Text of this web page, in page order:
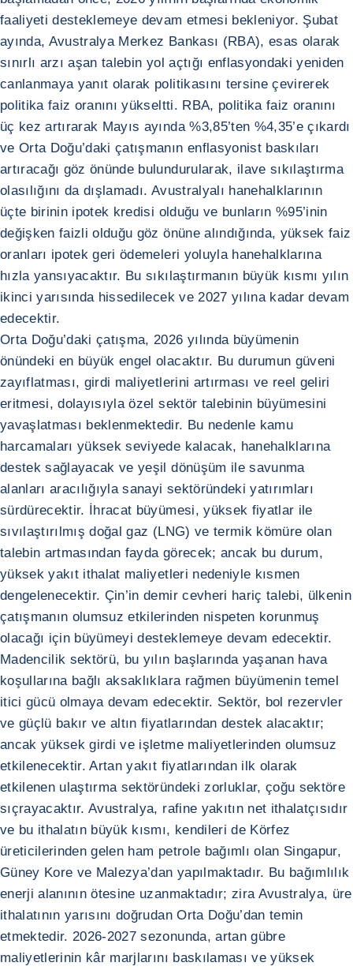
faaliyeti desteklemeye devam etmesi bekleniyor. Şubat
ayında, Avustralya Merkez Bankası (RBA), esas olarak
sınırlı arzı aşan talebin yol açtığı enflasyondaki yeniden
canlanmaya yanıt olarak politikasını tersine çevirerek
politika faiz oranını yükseltti. RBA, politika faiz oranını
üç kez artırarak Mayıs ayında %3,85’ten %4,35’e çıkardı
ve Orta Doğu’daki çatışmanın enflasyonist baskıları
artıracağı göz önünde bulundurularak, ilave sıkılaştırma
olasılığını da dışlamadı. Avustralyalı hanehalklarının
üçte birinin ipotek kredisi olduğu ve bunların %95’inin
değişken faizli olduğu göz önüne alındığında, yüksek faiz
oranları ipotek geri ödemeleri yoluyla hanehalklarına
hızla yansıyacaktır. Bu sıkılaştırmanın büyük kısmı yılın
ikinci yarısında hissedilecek ve 2027 yılına kadar devam
edecektir.
Orta Doğu’daki çatışma, 2026 yılında büyümenin
önündeki en büyük engel olacaktır. Bu durumun güveni
zayıflatması, girdi maliyetlerini artırması ve reel geliri
eritmesi, dolayısıyla özel sektör talebinin büyümesini
yavaşlatması beklenmektedir. Bu nedenle kamu
harcamaları yüksek seviyede kalacak, hanehalklarına
destek sağlayacak ve yeşil dönüşüm ile savunma
alanları aracılığıyla sanayi sektöründeki yatırımları
sürdürecektir. İhracat büyümesi, yüksek fiyatlar ile
sıvılaştırılmış doğal gaz (LNG) ve termik kömüre olan
talebin artmasından fayda görecek; ancak bu durum,
yüksek yakıt ithalat maliyetleri nedeniyle kısmen
dengelenecektir. Çin’in demir cevheri hariç talebi, ülkenin
çatışmanın olumsuz etkilerinden nispeten korunmuş
olacağı için büyümeyi desteklemeye devam edecektir.
Madencilik sektörü, bu yılın başlarında yaşanan hava
koşullarına bağlı aksaklıklara rağmen büyümenin temel
itici gücü olmaya devam edecektir. Sektör, bol rezervler
ve güçlü bakır ve altın fiyatlarından destek alacaktır;
ancak yüksek girdi ve işletme maliyetlerinden olumsuz
etkilenecektir. Artan yakıt fiyatlarından ilk olarak
etkilenen ulaştırma sektöründeki zorluklar, çoğu sektöre
sıçrayacaktır. Avustralya, rafine yakıtın net ithalatçısıdır
ve bu ithalatın büyük kısmı, kendileri de Körfez
üreticilerinden gelen ham petrole bağımlı olan Singapur,
Güney Kore ve Malezya’dan yapılmaktadır. Bu bağımlılık
enerji alanının ötesine uzanmaktadır; zira Avustralya, üre
ithalatının yarısını doğrudan Orta Doğu’dan temin
etmektedir. 2026-2027 sezonunda, artan gübre
maliyetlerinin kâr marjlarını baskılaması ve yüksek